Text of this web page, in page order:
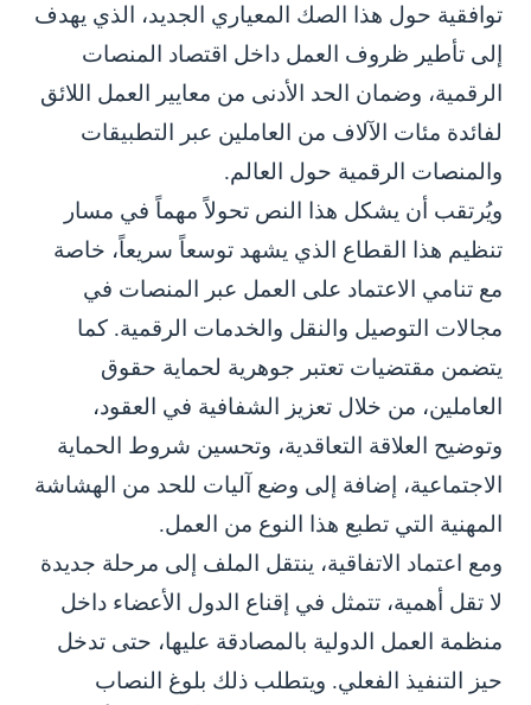
توافقية حول هذا الصك المعياري الجديد، الذي يهدف
إلى تأطير ظروف العمل داخل اقتصاد المنصات
الرقمية، وضمان الحد الأدنى من معايير العمل اللائق
لفائدة مئات الآلاف من العاملين عبر التطبيقات
والمنصات الرقمية حول العالم.
ويُرتقب أن يشكل هذا النص تحولاً مهماً في مسار
تنظيم هذا القطاع الذي يشهد توسعاً سريعاً، خاصة
مع تنامي الاعتماد على العمل عبر المنصات في
مجالات التوصيل والنقل والخدمات الرقمية. كما
يتضمن مقتضيات تعتبر جوهرية لحماية حقوق
العاملين، من خلال تعزيز الشفافية في العقود،
وتوضيح العلاقة التعاقدية، وتحسين شروط الحماية
الاجتماعية، إضافة إلى وضع آليات للحد من الهشاشة
المهنية التي تطبع هذا النوع من العمل.
ومع اعتماد الاتفاقية، ينتقل الملف إلى مرحلة جديدة
لا تقل أهمية، تتمثل في إقناع الدول الأعضاء داخل
منظمة العمل الدولية بالمصادقة عليها، حتى تدخل
حيز التنفيذ الفعلي. ويتطلب ذلك بلوغ النصاب